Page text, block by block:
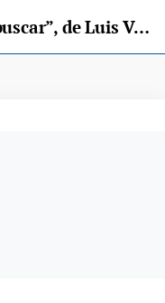
La exposición “El agrado de buscar”, de Luis Vega, en el programa cultural de Llanera